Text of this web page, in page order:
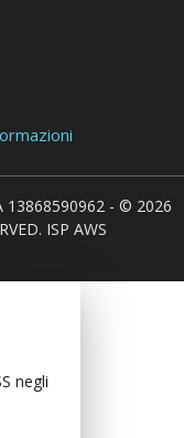
13868590962 - © 2026
ISP AWS
negli